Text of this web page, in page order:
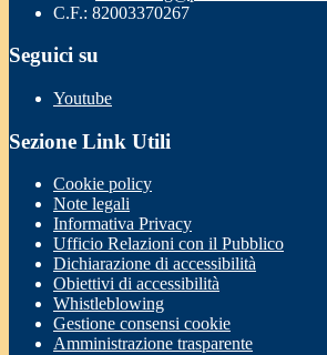
C.F.: 82003370267
Seguici su
Youtube
Sezione Link Utili
Cookie policy
Note legali
Informativa Privacy
Ufficio Relazioni con il Pubblico
Dichiarazione di accessibilità
Obiettivi di accessibilità
Whistleblowing
Gestione consensi cookie
Amministrazione trasparente